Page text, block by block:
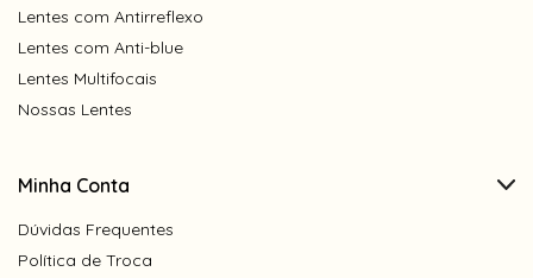
Lentes com Antirreflexo
Lentes com Anti-blue
Lentes Multifocais
Nossas Lentes
Minha Conta
Dúvidas Frequentes
Política de Troca